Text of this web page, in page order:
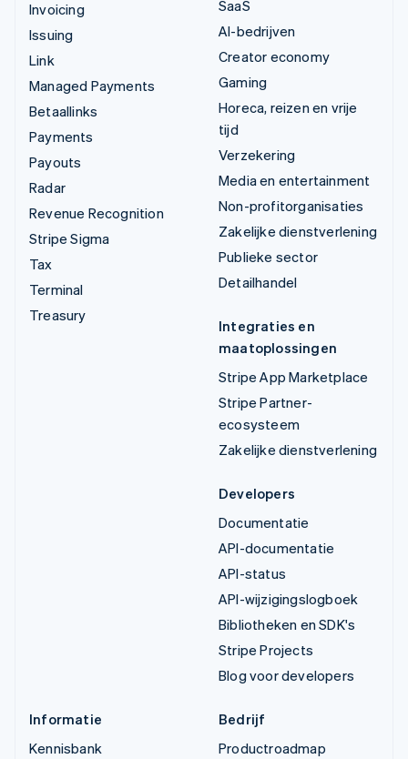
Invoicing
Issuing
Link
Managed Payments
Betaallinks
Payments
Payouts
Radar
Revenue Recognition
Stripe Sigma
Tax
Terminal
Treasury
SaaS
AI-bedrijven
Creator economy
Gaming
Horeca, reizen en vrije
tijd
Verzekering
Media en entertainment
Non-profitorganisaties
Zakelijke dienstverlening
Publieke sector
Detailhandel
Integraties en
maatoplossingen
Stripe App Marketplace
Stripe Partner-
ecosysteem
Zakelijke dienstverlening
Developers
Documentatie
API-documentatie
API-status
API-wijzigingslogboek
Bibliotheken en SDK's
Stripe Projects
Blog voor developers
Informatie
Kennisbank
Bedrijf
Productroadmap